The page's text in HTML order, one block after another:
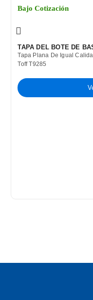
Bajo Cotización
TAPA DEL BOTE DE
Tapa Plana De Igual
Toff T9285